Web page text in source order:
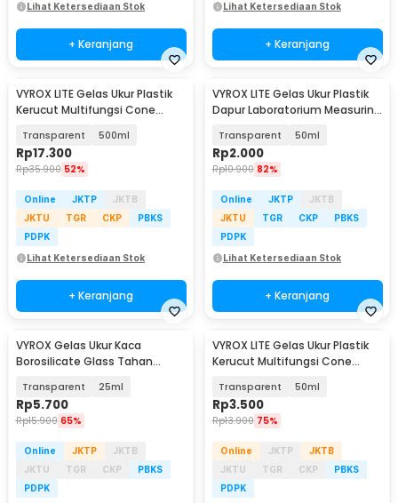
Lihat Ketersediaan Stok
+ Keranjang
Lihat Ketersediaan Stok
+ Keranjang
VYROX LITE Gelas Ukur Plastik
Kerucut Multifungsi Cone
Transparent 500ml
Rp17.300
Rp35.900 52%
Online JKTP
JKTB
JKTU
TGR CKP
PBKS
PDPK
Lihat Ketersediaan Stok
+ Keranjang
VYROX LITE Gelas Ukur Plastik
Dapur Laboratorium Measuring
Transparent 50ml
Rp2.000
Rp10.900 82%
Online JKTP
JKTB
JKTU
TGR CKP
PBKS
PDPK
Lihat Ketersediaan Stok
+ Keranjang
VYROX Gelas Ukur Kaca
Borosilicate Glass Tahan
17Transparent 25ml
Rp5.700
Rp15.900 65%
Online JKTP
JKTB
JKTU
TGR CKP
PBKS
PDPK
VYROX LITE Gelas Ukur Plastik
Kerucut Multifungsi Cone
Transparent 50ml
Rp3.500
Rp13.900 75%
Online JKTP
JKTB
JKTU
TGR CKP
PBKS
PDPK